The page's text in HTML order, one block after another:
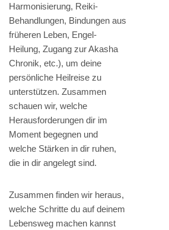
Harmonisierung, Reiki-
Behandlungen, Bindungen aus
früheren Leben, Engel-
Heilung, Zugang zur Akasha
Chronik, etc.), um deine
persönliche Heilreise zu
unterstützen. Zusammen
schauen wir, welche
Herausforderungen dir im
Moment begegnen und
welche Stärken in dir ruhen,
die in dir angelegt sind.
Zusammen finden wir heraus,
welche Schritte du auf deinem
Lebensweg machen kannst